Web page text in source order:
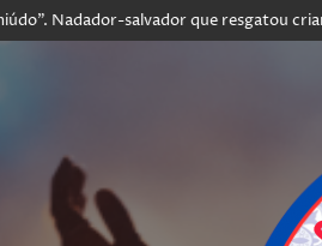
salvador que resgatou criança reage